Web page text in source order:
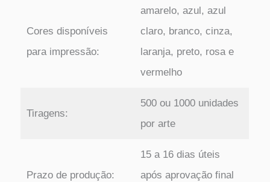
Cores disponíveis
para impressão:
amarelo, azul, azul
claro, branco, cinza,
laranja, preto, rosa e
vermelho
Tiragens:
500 ou 1000 unidades
por arte
Prazo de produção:
15 a 16 dias úteis
após aprovação final